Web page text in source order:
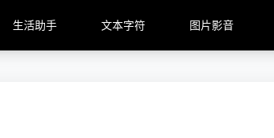
生活助手 文本字符 图片影音